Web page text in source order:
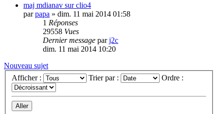
maj mdianav sur clio4
parpapa » dim. 11 mai 2014 01:58
1 Réponses
29558 Vues
Dernier message parj2c
dim. 11 mai 2014 10:20
Nouveau sujet
Afficher :
Trier par : Ordre :